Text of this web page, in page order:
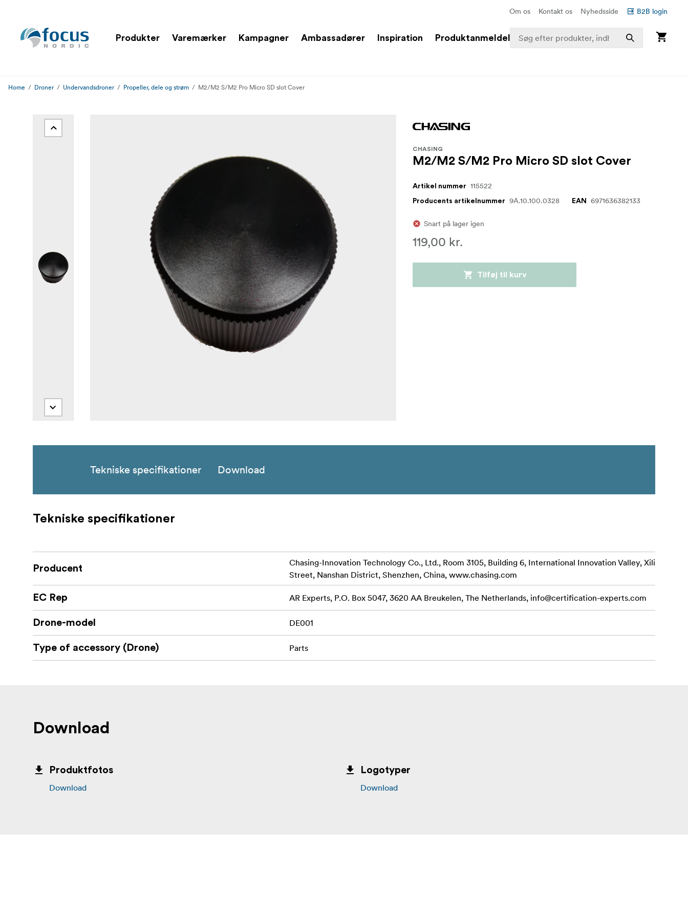
Om os Kontakt os Nyhedsside B2B login
Produkter Varemærker Kampagner Ambassadører Inspiration Produktanmeldelser
Home Droner Undervandsdroner Propeller, dele og strøm M2/M2 S/M2 Pro Micro SD slot Cover
CHASING
M2/M2 S/M2 Pro Micro SD slot Cover
Artikel nummer 115522
Producents artikelnummer 9A.10.100.0328 EAN 6971636382133
Snart på lager igen
119,00 kr.
Tilføj til kurv
Tekniske specifikationer Download
Tekniske specifikationer
Producent
Chasing-Innovation Technology Co., Ltd., Room 3105, Building 6, International Innovation Valley, Xili
Street, Nanshan District, Shenzhen, China, www.chasing.com
EC Rep AR Experts, P.O. Box 5047, 3620 AA Breukelen, The Netherlands, info@certification-experts.com
Drone-model DE001
Type of accessory (Drone) Parts
Download
Produktfotos
Download
Logotyper
Download